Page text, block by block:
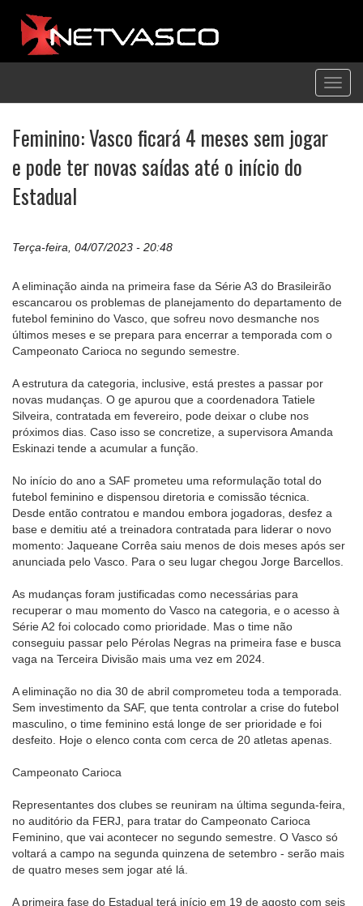
Feminino: Vasco ficará 4 meses sem jogar
e pode ter novas saídas até o início do
Estadual
Terça-feira, 04/07/2023 - 20:48
A eliminação ainda na primeira fase da Série A3 do Brasileirão
escancarou os problemas de planejamento do departamento de
futebol feminino do Vasco, que sofreu novo desmanche nos
últimos meses e se prepara para encerrar a temporada com o
Campeonato Carioca no segundo semestre.
A estrutura da categoria, inclusive, está prestes a passar por
novas mudanças. O ge apurou que a coordenadora Tatiele
Silveira, contratada em fevereiro, pode deixar o clube nos
próximos dias. Caso isso se concretize, a supervisora Amanda
Eskinazi tende a acumular a função.
No início do ano a SAF prometeu uma reformulação total do
futebol feminino e dispensou diretoria e comissão técnica.
Desde então contratou e mandou embora jogadoras, desfez a
base e demitiu até a treinadora contratada para liderar o novo
momento: Jaqueane Corrêa saiu menos de dois meses após ser
anunciada pelo Vasco. Para o seu lugar chegou Jorge Barcellos.
As mudanças foram justificadas como necessárias para
recuperar o mau momento do Vasco na categoria, e o acesso à
Série A2 foi colocado como prioridade. Mas o time não
conseguiu passar pelo Pérolas Negras na primeira fase e busca
vaga na Terceira Divisão mais uma vez em 2024.
A eliminação no dia 30 de abril comprometeu toda a temporada.
Sem investimento da SAF, que tenta controlar a crise do futebol
masculino, o time feminino está longe de ser prioridade e foi
desfeito. Hoje o elenco conta com cerca de 20 atletas apenas.
Campeonato Carioca
Representantes dos clubes se reuniram na última segunda-feira,
no auditório da FERJ, para tratar do Campeonato Carioca
Feminino, que vai acontecer no segundo semestre. O Vasco só
voltará a campo na segunda quinzena de setembro - serão mais
de quatro meses sem jogar até lá.
A primeira fase do Estadual terá início em 19 de agosto com seis